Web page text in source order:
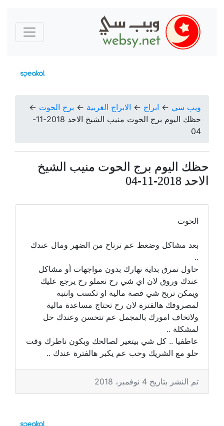
ويب سي ← ابراج ← الابراج الغربية ← برج الحوت ←
حظك اليوم برج الحوت منيب الشيخ الاحد 2018-11-
04
حظك اليوم برج الحوت منيب الشيخ
الاحد 2018-11-04
الحوت
بعد مشاكل وضغط عم ترتاح من الضهر ومال عندك
..
حاول تمرق بداية نهارك بدون مواجهات أو مشاكل
عندك وروق لان اي شي رح تعملو رح يرجع عليك
ويمكن تربح شي قصة مالية او تكسب وانتبه
لمصروفك هالفترة لان رح تحتاج مساعدة مالية
ولاتخاف امورك بالمجمل عم تتحسن وعندك حل
لمشكلة ..
عاطفيا .. كل شي بيتغير لصالحك وبكون ناطرك وقت
حلو مع الشريك وحب عم يكبر هالفترة عندك ..
تم النشر بتاريخ 4 نوفمبر، 2018